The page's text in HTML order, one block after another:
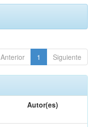
Anterior 1 Siguiente
Autor(es)